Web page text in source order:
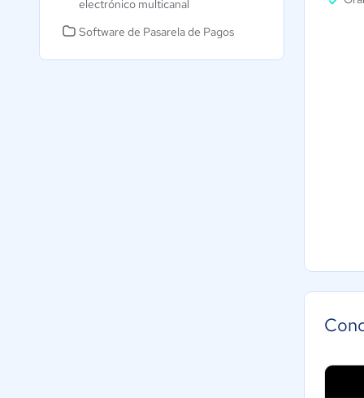
electrónico multicanal
Software de Pasarela de Pagos